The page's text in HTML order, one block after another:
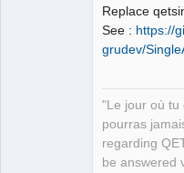
Replace
See : https://
grudev/
"Le jour où tu
pourras
regarding
be answered